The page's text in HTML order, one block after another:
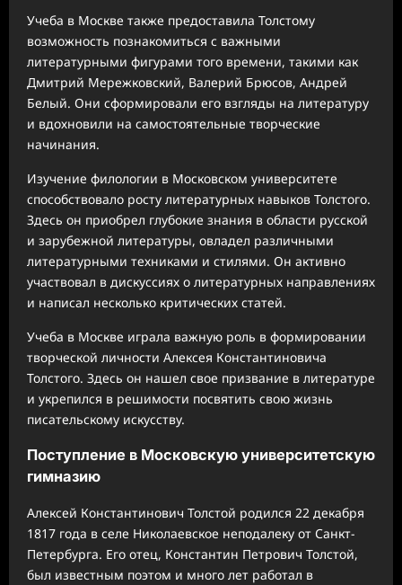
Учеба в Москве также предоставила Толстому
возможность познакомиться с важными
литературными фигурами того времени, такими как
Дмитрий Мережковский, Валерий Брюсов, Андрей
Белый. Они сформировали его взгляды на литературу
и вдохновили на самостоятельные творческие
начинания.
Изучение филологии в Московском университете
способствовало росту литературных навыков Толстого.
Здесь он приобрел глубокие знания в области русской
и зарубежной литературы, овладел различными
литературными техниками и стилями. Он активно
участвовал в дискуссиях о литературных направлениях
и написал несколько критических статей.
Учеба в Москве играла важную роль в формировании
творческой личности Алексея Константиновича
Толстого. Здесь он нашел свое призвание в литературе
и укрепился в решимости посвятить свою жизнь
писательскому искусству.
Поступление в Московскую университетскую
гимназию
Алексей Константинович Толстой родился 22 декабря
1817 года в селе Николаевское неподалеку от Санкт-
Петербурга. Его отец, Константин Петрович Толстой,
был известным поэтом и много лет работал в